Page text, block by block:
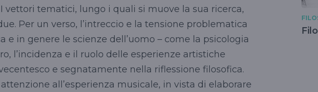
I vettori tematici, lungo i quali si muove la sua ricerca,
Per un verso, l’intreccio e la tensione problematica
e in genere le scienze dell’uomo – come la psicologia
l’incidenza e il ruolo delle esperienze artistiche
e segnatamente nella riflessione filosofica.
all’esperienza musicale, in vista di elaborare